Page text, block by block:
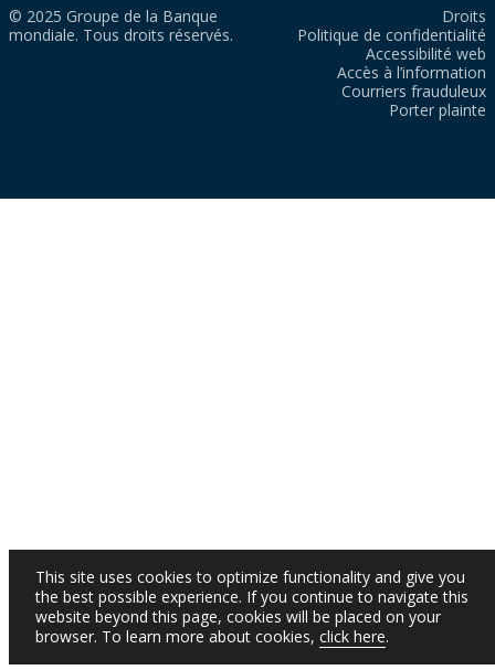
© 2025 Groupe de la Banque
mondiale. Tous droits réservés.
Droits
Politique de confidentialité
Accessibilité web
Accès à l’information
Courriers frauduleux
Porter plainte
This site uses cookies to optimize functionality and give you
the best possible experience. If you continue to navigate this
website beyond this page, cookies will be placed on your
browser. To learn more about cookies, click here.